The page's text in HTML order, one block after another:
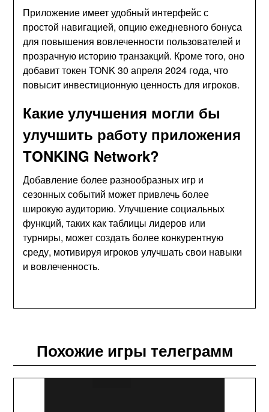
Приложение имеет удобный интерфейс с
простой навигацией, опцию ежедневного бонуса
для повышения вовлеченности пользователей и
прозрачную историю транзакций. Кроме того, оно
добавит токен TONK 30 апреля 2024 года, что
повысит инвестиционную ценность для игроков.
Какие улучшения могли бы
улучшить работу приложения
TONKING Network?
Добавление более разнообразных игр и
сезонных событий может привлечь более
широкую аудиторию. Улучшение социальных
функций, таких как таблицы лидеров или
турниры, может создать более конкурентную
среду, мотивируя игроков улучшать свои навыки
и вовлеченность.
Похожие игры телеграмм